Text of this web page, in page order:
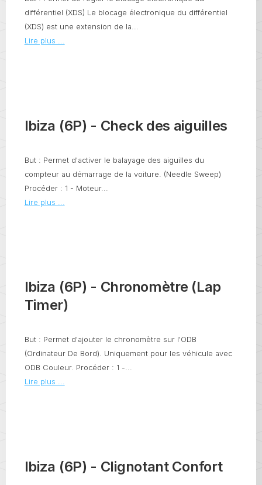
différentiel (XDS) Le blocage électronique du différentiel
(XDS) est une extension de la...
Lire plus ...
Ibiza (6P) - Check des aiguilles
But : Permet d'activer le balayage des aiguilles du
compteur au démarrage de la voiture. (Needle Sweep)
Procéder : 1 - Moteur...
Lire plus ...
Ibiza (6P) - Chronomètre (Lap
Timer)
But : Permet d'ajouter le chronomètre sur l'ODB
(Ordinateur De Bord). Uniquement pour les véhicule avec
ODB Couleur. Procéder : 1 -...
Lire plus ...
Ibiza (6P) - Clignotant Confort